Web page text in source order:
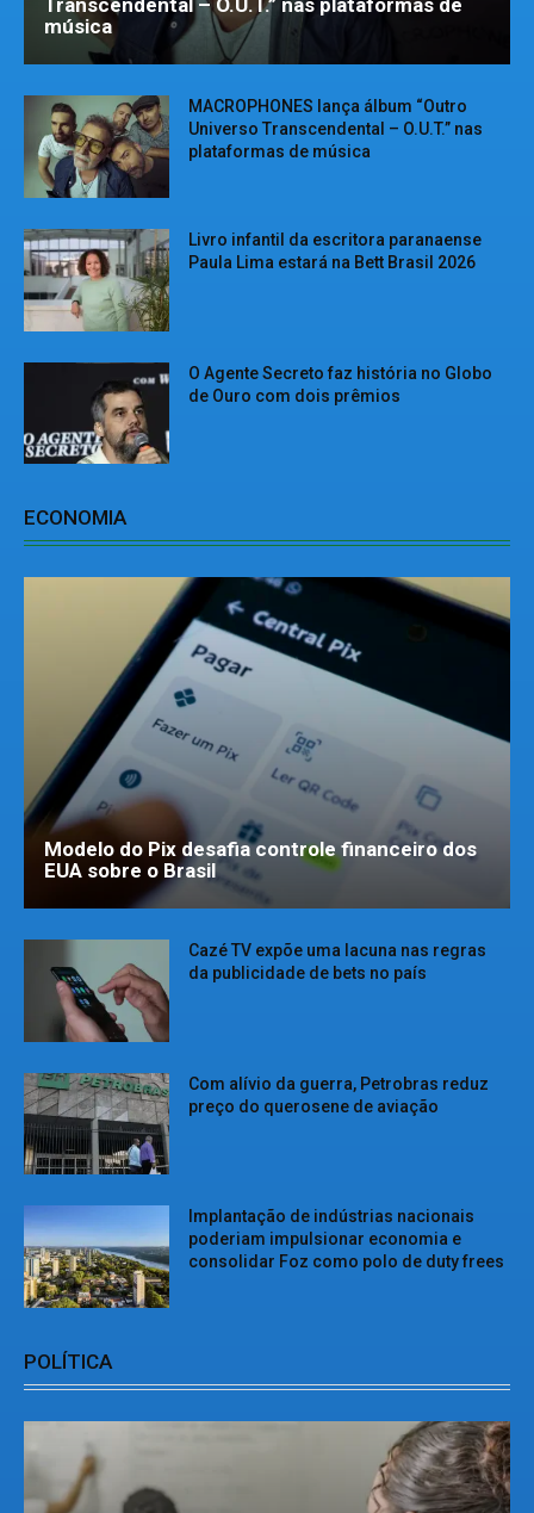
Transcendental – O.U.T.” nas plataformas de
música
MACROPHONES lança álbum “Outro
Universo Transcendental – O.U.T.” nas
plataformas de música
Livro infantil da escritora paranaense
Paula Lima estará na Bett Brasil 2026
O Agente Secreto faz história no Globo
de Ouro com dois prêmios
ECONOMIA
Modelo do Pix desafia controle financeiro dos
EUA sobre o Brasil
Cazé TV expõe uma lacuna nas regras
da publicidade de bets no país
Com alívio da guerra, Petrobras reduz
preço do querosene de aviação
Implantação de indústrias nacionais
poderiam impulsionar economia e
consolidar Foz como polo de duty frees
POLÍTICA